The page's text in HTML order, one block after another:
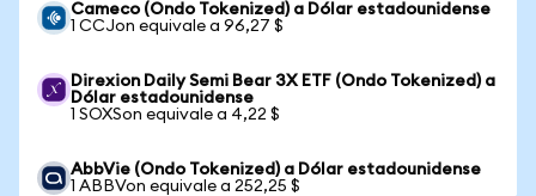
Cameco (Ondo Tokenized) a Dólar estadounidense
1 CCJon equivale a 96,27 $
Direxion Daily Semi Bear 3X ETF (Ondo Tokenized) a
Dólar estadounidense
1 SOXSon equivale a 4,22 $
AbbVie (Ondo Tokenized) a Dólar estadounidense
1 ABBVon equivale a 252,25 $